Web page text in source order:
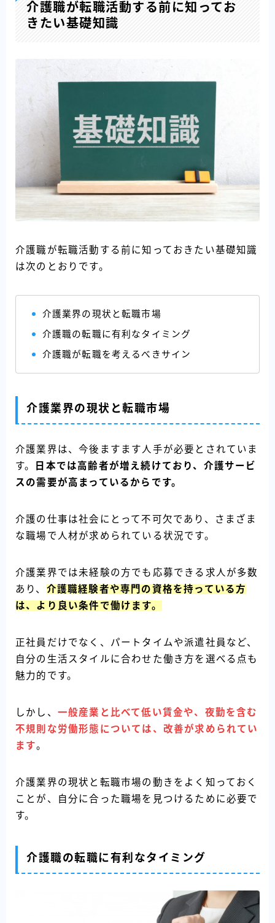
介護職が転職活動する前に知ってお
きたい基礎知識
介護職が転職活動する前に知っておきたい基礎知識
は次のとおりです。
介護業界の現状と転職市場
介護職の転職に有利なタイミング
介護職が転職を考えるべきサイン
介護業界の現状と転職市場
介護業界は、今後ますます人手が必要とされていま
す。
日本では高齢者が増え続けており、介護サービ
スの需要が高まっているからです。
介護の仕事は社会にとって不可欠であり、さまざま
な職場で人材が求められている状況です。
介護業界では未経験の方でも応募できる求人が多数
あり、 介護職経験者や専門の資格を持っている方
は、より良い条件で働けます。
正社員だけでなく、パートタイムや派遣社員など、
自分の生活スタイルに合わせた働き方を選べる点も
魅力的です。
しかし、 一般産業と比べて低い賃金や、夜勤を含む
不規則な労働形態については、改善が求められてい
ます。
介護業界の現状と転職市場の動きをよく知っておく
ことが、自分に合った職場を見つけるために必要で
す。
介護職の転職に有利なタイミング